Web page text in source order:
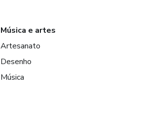
Música e artes
Artesanato
Desenho
Música